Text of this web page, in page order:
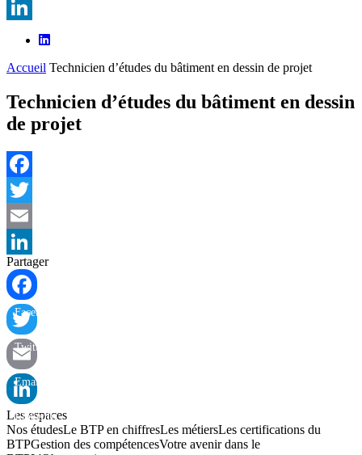
Email
LinkedIn
Accueil Technicien d’études du bâtiment en dessin de projet
Technicien d’études du bâtiment en dessin
de projet
Facebook
Twitter
Email
LinkedIn
Partager
Facebook
Twitter
Email
LinkedIn
Les espaces
Nos étudesLe BTP en chiffresLes métiersLes certifications du
BTPGestion des compétencesVotre avenir dans le